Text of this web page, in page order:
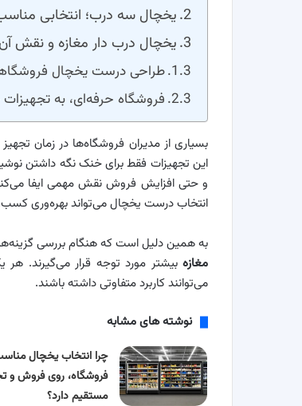
یخچال سه درب؛ انتخابی
یخچال درب دار مغازه و نقش
طراحی درست یخچال
فروشگاه حرفه‌ای، به تجهیزات
بسیاری از مدیران فروشگاه‌ها در زمان
این تجهیزات فقط برای خنک نگه داشتن
و حتی افزایش فروش نقش مهمی ایفا
انتخاب درست یخچال می‌تواند بهره‌وری
به همین دلیل است که هنگام بررسی
مغازه بیشتر مورد توجه قرار می‌گیرند.
می‌توانند کاربرد متفاوتی داشته باشند.
نوشته های مشابه
چرا انتخاب یخچال
فروشگاه، روی فروش و
مستقیم دارد؟